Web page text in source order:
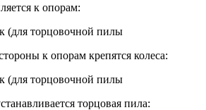
к опорам:
к опорам крепятся колеса:
торцовая пила: